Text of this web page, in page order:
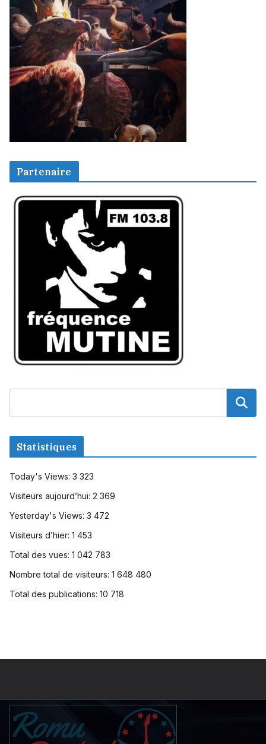
Partenaire
Statistiques
Today's Views: 3 323
Visiteurs aujourd’hui: 2 369
Yesterday's Views: 3 472
Visiteurs d’hier: 1 453
Total des vues: 1 042 783
Nombre total de visiteurs: 1 648 480
Total des publications: 10 718